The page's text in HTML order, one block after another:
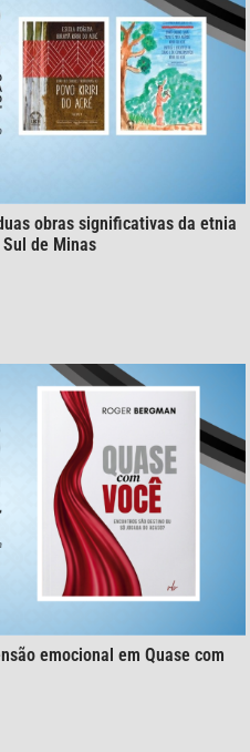
obras significativas da etnia
de Minas
emocional em Quase com